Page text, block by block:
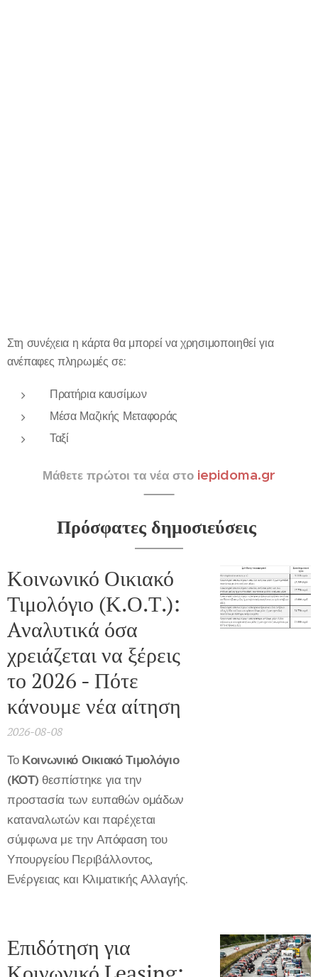
Στη συνέχεια η κάρτα θα μπορεί να χρησιμοποιηθεί για
ανέπαφες πληρωμές σε:
Πρατήρια καυσίμων
Μέσα Μαζικής Μεταφοράς
Ταξί
Μάθετε πρώτοι τα νέα στο iepidoma.gr
Πρόσφατες δημοσιεύσεις
Κοινωνικό Οικιακό
Τιμολόγιο (Κ.Ο.Τ.):
Aναλυτικά όσα
χρειάζεται να ξέρεις
το 2026 - Πότε
κάνουμε νέα αίτηση
2026-08-08
Το Κοινωνικό Οικιακό Τιμολόγιο
(ΚΟΤ) θεσπίστηκε για την
προστασία των ευπαθών ομάδων
καταναλωτών και παρέχεται
σύμφωνα με την Απόφαση του
Υπουργείου Περιβάλλοντος,
Ενέργειας και Κλιματικής Αλλαγής.
Επιδότηση για